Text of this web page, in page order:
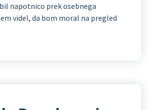
napotnico prek osebnega
videl, da bom moral na pregled